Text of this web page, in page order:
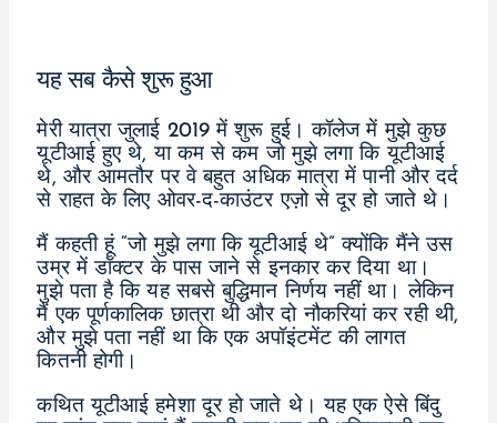
यह सब कैसे शुरू हुआ
मेरी यात्रा जुलाई 2019 में शुरू हुई। कॉलेज में मुझे कुछ
यूटीआई हुए थे, या कम से कम जो मुझे लगा कि यूटीआई
थे, और आमतौर पर वे बहुत अधिक मात्रा में पानी और दर्द
से राहत के लिए ओवर-द-काउंटर एज़ो से दूर हो जाते थे।
मैं कहती हूं “जो मुझे लगा कि यूटीआई थे” क्योंकि मैंने उस
उम्र में डॉक्टर के पास जाने से इनकार कर दिया था।
मुझे पता है कि यह सबसे बुद्धिमान निर्णय नहीं था। लेकिन
मैं एक पूर्णकालिक छात्रा थी और दो नौकरियां कर रही थी,
और मुझे पता नहीं था कि एक अपॉइंटमेंट की लागत
कितनी होगी।
कथित यूटीआई हमेशा दूर हो जाते थे। यह एक ऐसे बिंदु